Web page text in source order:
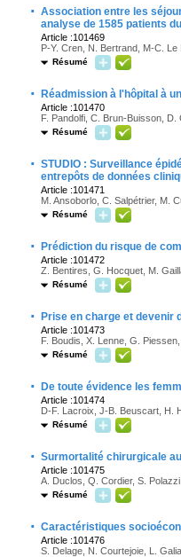
· Association entre les
analyse de 1585 patients
Article :101469
P-Y. Cren, N. Bertrand, M-C.
Résumé
· Réadmission à l'hôpital à
Article :101470
F. Pandolfi, C. Brun-Buisson, D.
Résumé
· STUDIO : Surveillance
entrepôts de données
Article :101471
M. Ansoborlo, C. Salpétrier, M.
Résumé
· Prédiction du risque de
Article :101472
Z. Bentires, G. Hocquet, M.
Résumé
· Prise en charge et devenir
Article :101473
F. Boudis, X. Lenne, G.
Résumé
· De toute évidence les
Article :101474
D-F. Lacroix, J-B. Beuscart, H.
Résumé
· Surmortalité chirurgicale
Article :101475
A. Duclos, Q. Cordier, S.
Résumé
· Caractéristiques
Article :101476
S. Delage, N. Courtejoie, L.